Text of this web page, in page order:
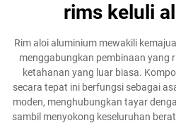
rims keluli
Rim aloi aluminium mewakili
menggabungkan pembinaan yang
ketahanan yang luar biasa.
secara tepat ini berfungsi sebagai
moden, menghubungkan tayar
sambil menyokong keseluruhan